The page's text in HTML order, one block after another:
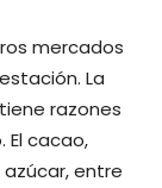
mercados
La
razones
El cacao,
entre